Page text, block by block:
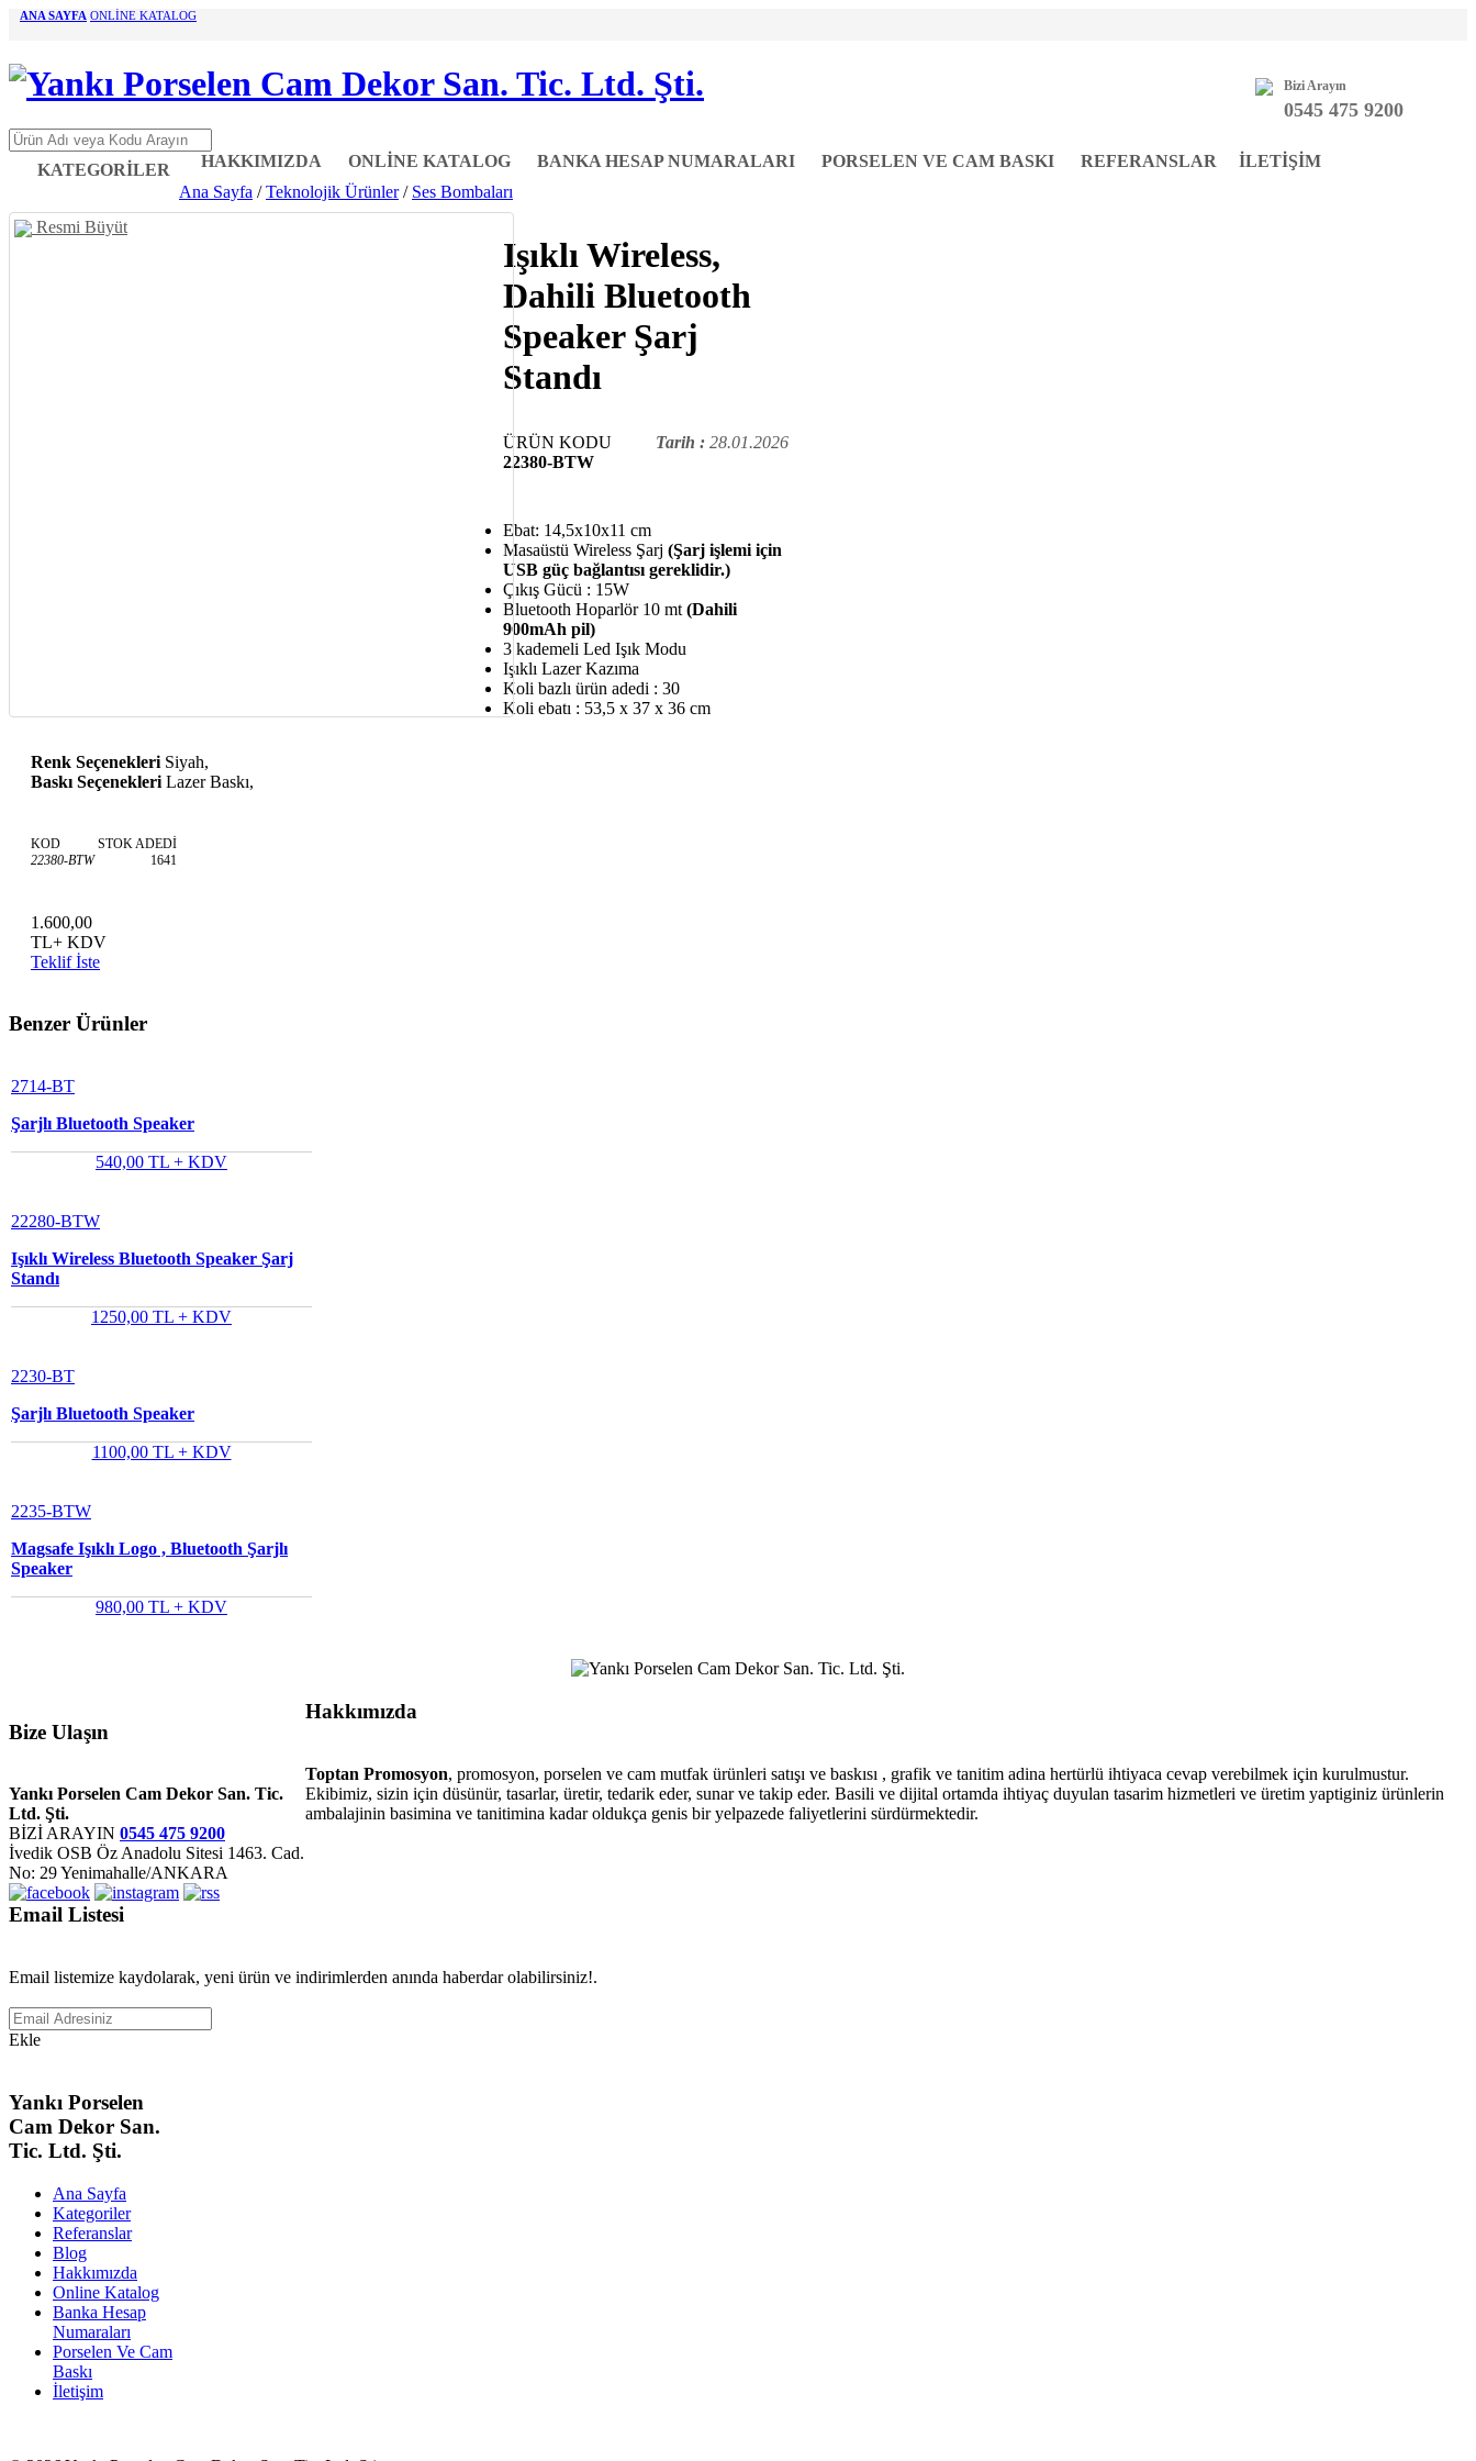
ANA SAYFA ONLİNE KATALOG
Bizi Arayın
0545 475 9200
KATEGORİLER HAKKIMIZDA ONLİNE KATALOG BANKA HESAP NUMARALARI PORSELEN VE CAM BASKI REFERANSLAR
İLETİŞİM
Ana Sayfa /Teknolojik Ürünler/ Ses Bombaları
Resmi Büyüt
Işıklı Wireless,
Dahili Bluetooth
Speaker Şarj
Standı
Tarih : 28.01.2026
ÜRÜN KODU
22380-BTW
Ebat: 14,5x10x11 cm
Masaüstü Wireless Şarj (Şarj işlemi için
USB güç bağlantısı gereklidir.)
Çıkış Gücü : 15W
Bluetooth Hoparlör 10 mt (Dahili
900mAh pil)
3 kademeli Led Işık Modu
Işıklı Lazer Kazıma
Koli bazlı ürün adedi : 30
Koli ebatı : 53,5 x 37 x 36 cm
Renk Seçenekleri Siyah,
Baskı Seçenekleri Lazer Baskı,
KOD
STOK ADEDİ
22380-BTW
1641
1.600,00
TL+ KDV
Teklif İste
Benzer Ürünler
2714-BT
Şarjlı Bluetooth Speaker
540,00 TL + KDV
22280-BTW
Işıklı Wireless Bluetooth Speaker Şarj
Standı
1250,00 TL + KDV
2230-BT
Şarjlı Bluetooth Speaker
1100,00 TL + KDV
2235-BTW
Magsafe Işıklı Logo , Bluetooth Şarjlı
Speaker
980,00 TL + KDV
Bize Ulaşın
Yankı Porselen Cam Dekor San. Tic.
Ltd. Şti.
BİZİ ARAYIN 0545 475 9200
İvedik OSB Öz Anadolu Sitesi 1463. Cad.
No: 29 Yenimahalle/ANKARA
Hakkımızda
Toptan Promosyon, promosyon, porselen ve cam mutfak ürünleri satışı ve baskısı , grafik ve tanitim adina hertürlü ihtiyaca cevap verebilmek için kurulmustur.
Ekibimiz, sizin için düsünür, tasarlar, üretir, tedarik eder, sunar ve takip eder. Basili ve dijital ortamda ihtiyaç duyulan tasarim hizmetleri ve üretim yaptiginiz ürünlerin
ambalajinin basimina ve tanitimina kadar oldukça genis bir yelpazede faliyetlerini sürdürmektedir.
Email Listesi
Email listemize kaydolarak, yeni ürün ve indirimlerden anında haberdar olabilirsiniz!.
Ekle
Yankı Porselen
Cam Dekor San.
Tic. Ltd. Şti.
Ana Sayfa
Kategoriler
Referanslar
Blog
Hakkımızda
Online Katalog
Banka Hesap
Numaraları
Porselen Ve Cam
Baskı
İletişim